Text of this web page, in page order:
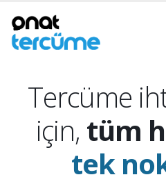
Tercüme
için, tüm
tek